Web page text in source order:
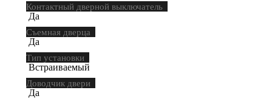
Контактный дверной выключатель
Да
Съемная дверца
Да
Тип установки
Встраиваемый
Доводчик двери
Да